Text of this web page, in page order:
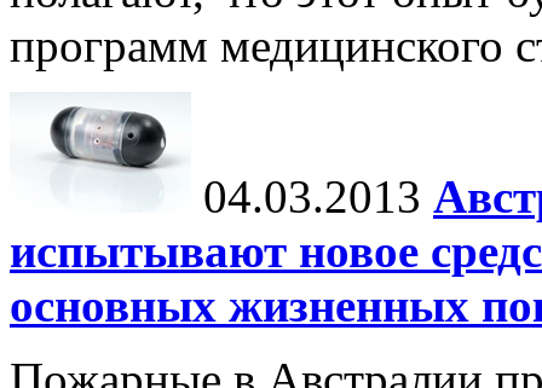
программ медицинского
04.03.2013
испытывают новое
основных жизненных